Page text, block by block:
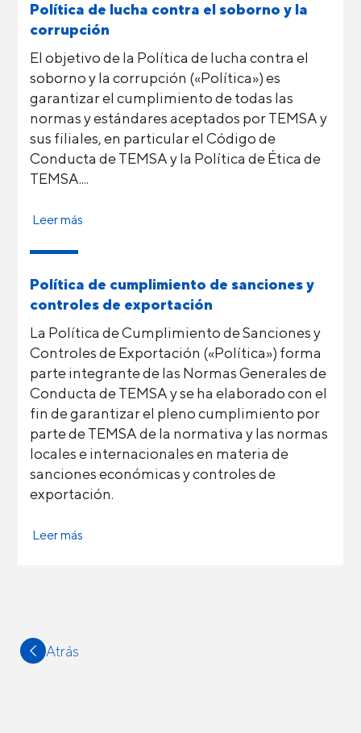
Política de lucha contra el soborno y la
corrupción
El objetivo de la Política de lucha contra el
soborno y la corrupción («Política») es
garantizar el cumplimiento de todas las
normas y estándares aceptados por TEMSA y
sus filiales, en particular el Código de
Conducta de TEMSA y la Política de Ética de
TEMSA....
Leer más
Política de cumplimiento de sanciones y
controles de exportación
La Política de Cumplimiento de Sanciones y
Controles de Exportación («Política») forma
parte integrante de las Normas Generales de
Conducta de TEMSA y se ha elaborado con el
fin de garantizar el pleno cumplimiento por
parte de TEMSA de la normativa y las normas
locales e internacionales en materia de
sanciones económicas y controles de
exportación.
Leer más
Atrás